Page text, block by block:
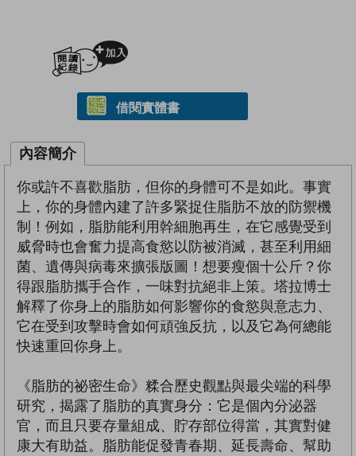
借閱實體書
內容簡介
你或許不喜歡脂肪，但你的身體可不是如此。事實
上，你的身體內建了許多緊捉住脂肪不放的防禦機
制！例如，脂肪能利用幹細胞再生，在它感覺受到
威脅時也會奮力提高食慾以防被消滅，甚至利用細
菌、遺傳與病毒來擴張版圖！想要瘦個十公斤？你
得跟脂肪攜手合作，一味對抗絕非上策。塔拉博士
解釋了你身上的脂肪如何影響你的食慾與意志力、
它在受到攻擊時會如何頑強反抗，以及它為何總能
快速重回你身上。
《脂肪的祕密生命》糅合歷史觀點與最尖端的科學
研究，揭露了脂肪的真實身分：它是個內分泌器
官，而且只要存量組成、貯存部位得當，其實對健
康大有助益。脂肪能促發青春期、延長壽命、幫助